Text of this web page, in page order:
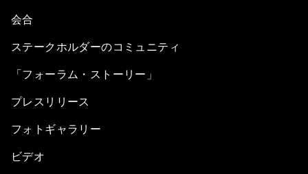
会合
ステークホルダーのコミュニティ
「フォーラム・ストーリー」
プレスリリース
フォトギャラリー
ビデオ